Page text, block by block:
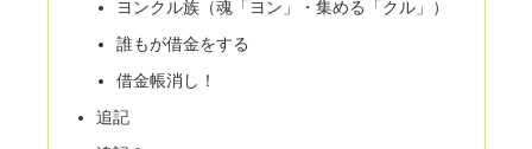
ヨンクル族（魂「ヨン」・集める「クル」）
誰もが借金をする
借金帳消し！
追記